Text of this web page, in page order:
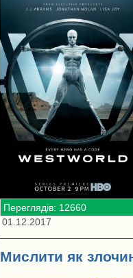
Переглядів: 12660
01.12.2017
Мислити як